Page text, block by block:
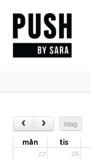
Idag
mån tis
27
28